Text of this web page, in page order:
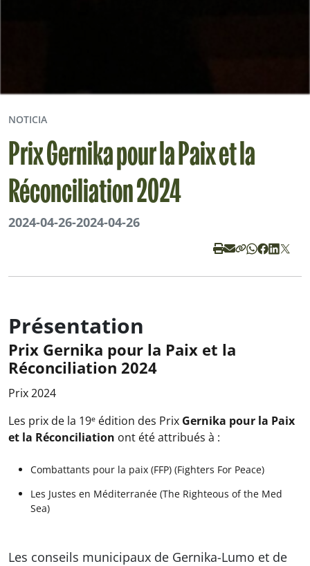
NOTICIA
Prix Gernika pour la Paix et la
Réconciliation 2024
2024-04-26-2024-04-26
Présentation
Prix Gernika pour la Paix et la
Réconciliation 2024
Prix 2024
Les prix de la 19ᵉ édition des Prix Gernika pour la Paix
et la Réconciliation ont été attribués à :
Combattants pour la paix (FFP) (Fighters For Peace)
Les Justes en Méditerranée (The Righteous of the Med
Sea)
Les conseils municipaux de Gernika-Lumo et de